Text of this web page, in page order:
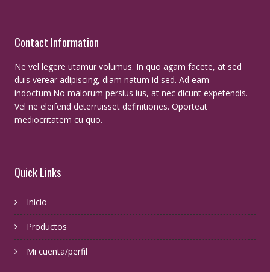
Contact Information
Ne vel legere utamur volumus. In quo agam facete, at sed
duis verear adipiscing, diam natum id sed. Ad eam
indoctum.No malorum persius ius, at nec dicunt expetendis.
Vel ne eleifend deterruisset definitiones. Oporteat
mediocritatem cu quo.
Quick Links
Inicio
Productos
Mi cuenta/perfil